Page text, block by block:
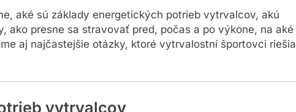
aké sú základy energetických potrieb vytrvalcov, akú
ako presne sa stravovať pred, počas a po výkone, na aké
aj najčastejšie otázky, ktoré vytrvalostní športovci riešia